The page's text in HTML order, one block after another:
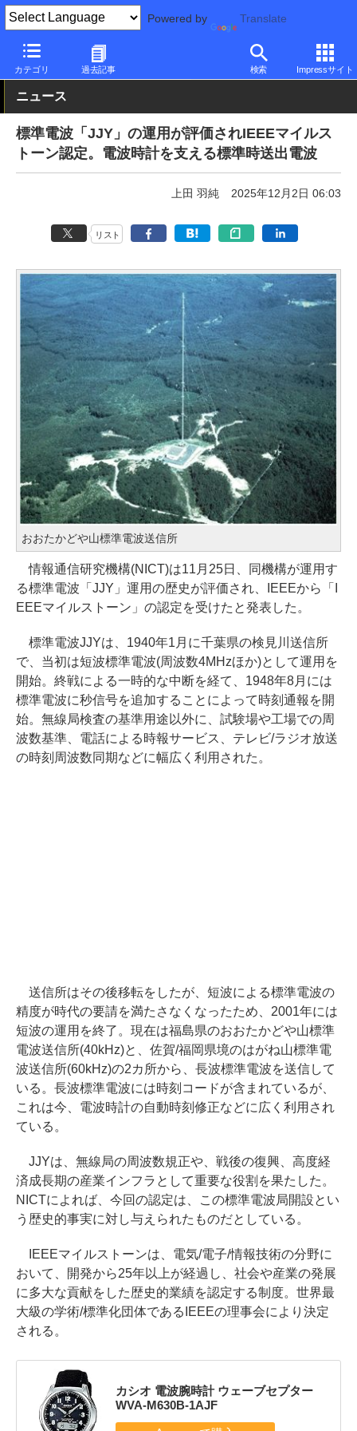
Powered by Translate
カテゴリ 過去記事 検索 Impressサイト
PC Watch 市場 技術
ニュース
標準電波「JJY」の運用が評価されIEEEマイルス
トーン認定。電波時計を支える標準時送出電波
上田 羽純 2025年12月2日 06:03
リスト
おおたかどや山標準電波送信所
情報通信研究機構(NICT)は11月25日、同機構が運用す
る標準電波「JJY」運用の歴史が評価され、IEEEから「I
EEEマイルストーン」の認定を受けたと発表した。
標準電波JJYは、1940年1月に千葉県の検見川送信所
で、当初は短波標準電波(周波数4MHzほか)として運用を
開始。終戦による一時的な中断を経て、1948年8月には
標準電波に秒信号を追加することによって時刻通報を開
始。無線局検査の基準用途以外に、試験場や工場での周
波数基準、電話による時報サービス、テレビ/ラジオ放送
の時刻周波数同期などに幅広く利用された。
送信所はその後移転をしたが、短波による標準電波の
精度が時代の要請を満たさなくなったため、2001年には
短波の運用を終了。現在は福島県のおおたかどや山標準
電波送信所(40kHz)と、佐賀/福岡県境のはがね山標準電
波送信所(60kHz)の2カ所から、長波標準電波を送信して
いる。長波標準電波には時刻コードが含まれているが、
これは今、電波時計の自動時刻修正などに広く利用され
ている。
JJYは、無線局の周波数規正や、戦後の復興、高度経
済成長期の産業インフラとして重要な役割を果たした。
NICTによれば、今回の認定は、この標準電波局開設とい
う歴史的事実に対し与えられたものだとしている。
IEEEマイルストーンは、電気/電子/情報技術の分野に
おいて、開発から25年以上が経過し、社会や産業の発展
に多大な貢献をした歴史的業績を認定する制度。世界最
大級の学術/標準化団体であるIEEEの理事会により決定
される。
カシオ 電波腕時計 ウェーブセプター
WVA-M630B-1AJF